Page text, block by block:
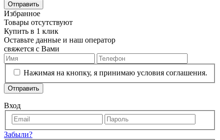
Отправить
Избранное
Товары отсутствуют
Купить в 1 клик
Оставьте данные и наш оператор
свяжется с Вами
Нажимая на кнопку, я принимаю условия соглашения.
Отправить
Вход
Забыли?